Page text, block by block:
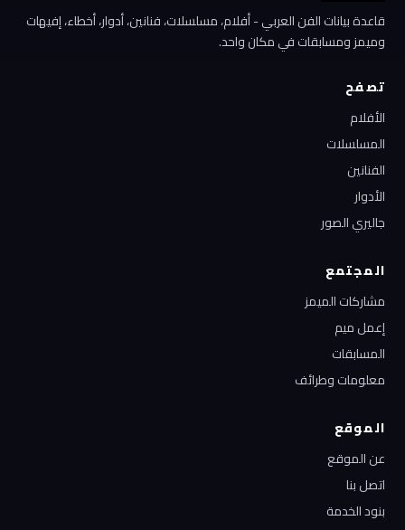
قاعدة بيانات الفن العربي - أفلام، مسلسلات، فنانين، أدوار، أخطاء، إفيهات
وميمز ومسابقات في مكان واحد.
تصفح
الأفلام
المسلسلات
الفنانين
الأدوار
جاليري الصور
المجتمع
مشاركات الميمز
إعمل ميم
المسابقات
معلومات وطرائف
الموقع
عن الموقع
اتصل بنا
بنود الخدمة